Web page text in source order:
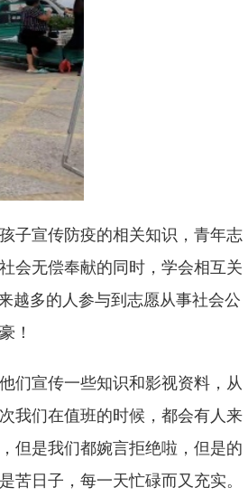
子宣传防疫的相关知识，青年志
会无偿奉献的同时，学会相互关
越多的人参与到志愿从事社会公
！
们宣传一些知识和影视资料，从
我们在值班的时候，都会有人来
但是我们都婉言拒绝啦，但是的
苦日子，每一天忙碌而又充实。